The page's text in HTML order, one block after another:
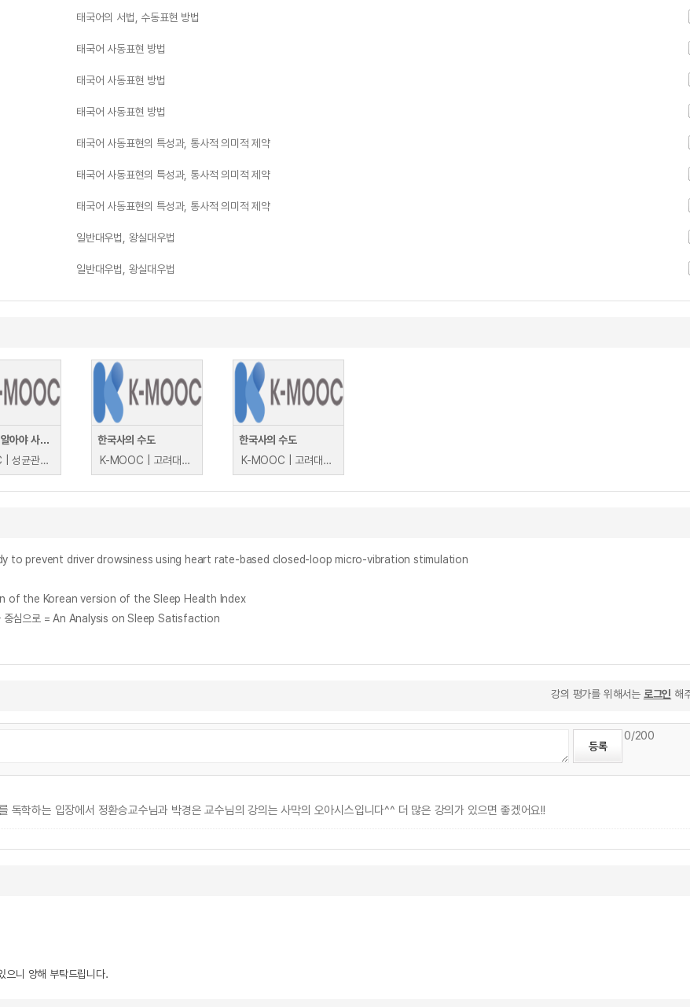
태국어의 서법, 수동표현 방법
태국어 사동표현 방법
태국어 사동표현 방법
태국어 사동표현 방법
태국어 사동표현의 특성과, 통사적 의미적 제약
태국어 사동표현의 특성과, 통사적 의미적 제약
태국어 사동표현의 특성과, 통사적 의미적 제약
일반대우법, 왕실대우법
일반대우법, 왕실대우법
시경, 시를 알아야 사람노릇 할 수 있다
K-MOOC | 성균관대학교 조민환
한국사의 수도
K-MOOC | 고려대학교 한국사연구소 윤성호, 김창현, 박은숙
한국사의 수도
K-MOOC | 고려대학교 한국사연구소 윤성호, 김창현, 박은숙
Study to prevent driver drowsiness using heart rate-based closed-loop micro-vibration stimulation
of the Korean version of the Sleep Health Index
을 중심으로 = An Analysis on Sleep Satisfaction
강의 평가를 위해서는 로그인 해
0/200
독학하는 입장에서 정환승교수님과 박경은 교수님의 강의는 사막의 오아시스입니다^^ 더 많은 강의가 있으면 좋겠어요!!
으니 양해 부탁드립니다.